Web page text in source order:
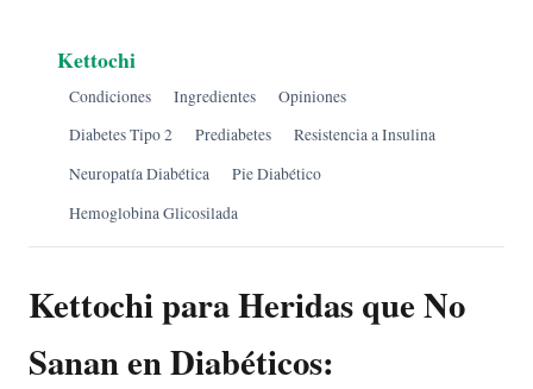
Kettochi
Condiciones Ingredientes
Opiniones
Diabetes Tipo 2
Prediabetes
Resistencia a Insulina
Neuropatía Diabética
Pie Diabético
Hemoglobina Glicosilada
Kettochi para Heridas que No
Sanan en Diabéticos: